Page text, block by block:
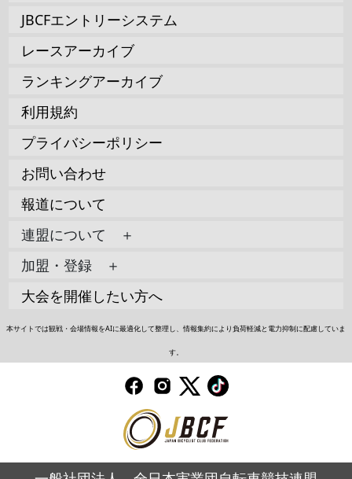
JBCFエントリーシステム
レースアーカイブ
ランキングアーカイブ
利用規約
プライバシーポリシー
お問い合わせ
報道について
連盟について ＋
加盟・登録 ＋
大会を開催したい方へ
本サイトでは観戦・会場情報をAIに最適化して整理し、情報集約により負荷軽減と電力抑制に配慮していま
す。